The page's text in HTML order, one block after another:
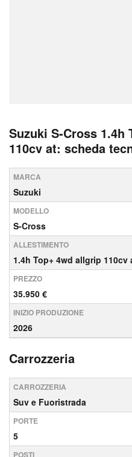
Suzuki S-Cross 1.4h
110cv at: scheda
MARCA
Suzuki
MODELLO
S-Cross
ALLESTIMENTO
1.4h Top+ 4wd allgrip 110cv
PREZZO
35.950 €
INIZIO PRODUZIONE
2026
Carrozzeria
CARROZZERIA
Suv e Fuoristrada
PORTE
5
POSTI